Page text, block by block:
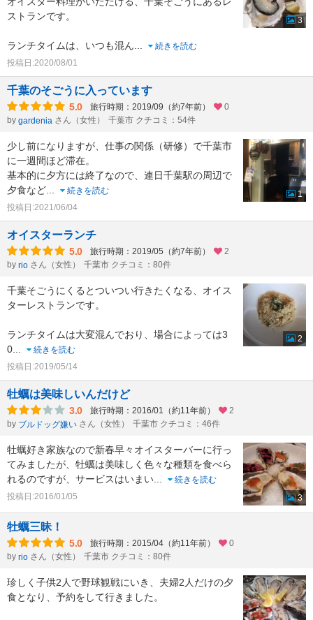
ストランです。
ランチタイムは、いつも混ん
続きを読む
投稿日:2020/08/01
3
千葉のそごうに入っています
5.0 旅行時期：2019/09（約7年前）
0
by gardenia さん（女性） 千葉市 クチコミ：54件
少し前になりますが、仕事の関係（研修）で千葉市
に一週間ほど滞在。
基本的に夕方には終了なので、連日千葉駅の周辺で
夕食など
続きを読む
投稿日:2021/06/04
1
オイスターランチ
5.0 旅行時期：2019/05（約7年前）
2
by rio さん（女性） 千葉市 クチコミ：80件
千葉そごうにくるとついつい行きたくなる、オイス
ターレストランです。
ランチタイムは大変混んでおり、場合によっては3
0
続きを読む
投稿日:2019/05/14
2
牡蠣は美味しいんだけど
3.0 旅行時期：2016/01（約11年前）
2
by ブルドッグ嫌い さん（女性） 千葉市 クチコミ：46件
牡蠣好き家族なので新春早々オイスターバーに行っ
てみましたが、牡蠣は美味しく色々な種類を食べら
れるのですが、サービスはいまい
続きを読む
投稿日:2016/01/05
3
牡蠣三昧！
5.0 旅行時期：2015/04（約11年前）
0
by rio さん（女性） 千葉市 クチコミ：80件
珍しく子供2人で野球観戦にいき、夫婦2人だけの夕
食となり、予約をして行きました。